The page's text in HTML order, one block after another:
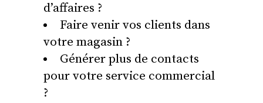
d’affaires ?
Faire venir vos clients dans
votre magasin ?
Générer plus de contacts
pour votre service commercial
?